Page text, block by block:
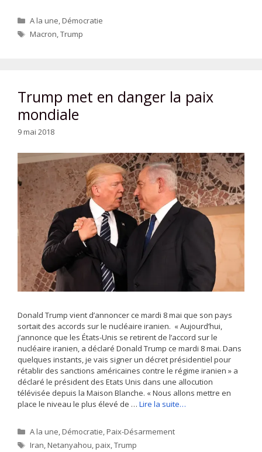
Catégories
A la une,Démocratie
Étiquettes
Macron,Trump
Trump met en danger la paix
mondiale
9 mai 2018
Donald Trump vient d’annoncer ce mardi 8 mai que son pays
sortait des accords sur le nucléaire iranien. « Aujourd’hui,
j’annonce que les États-Unis se retirent de l’accord sur le
nucléaire iranien, a déclaré Donald Trump ce mardi 8 mai. Dans
quelques instants, je vais signer un décret présidentiel pour
rétablir des sanctions américaines contre le régime iranien » a
déclaré le président des Etats Unis dans une allocution
télévisée depuis la Maison Blanche. « Nous allons mettre en
place le niveau le plus élevé de … Lire la suite…
Catégories
A la une,Démocratie,Paix-Désarmement
Étiquettes
Iran,Netanyahou,paix,Trump